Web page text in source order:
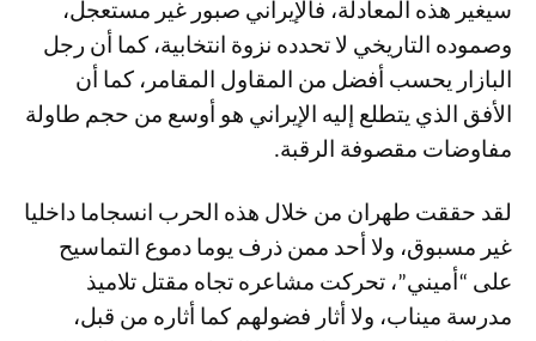
سيغير هذه المعادلة، فالإيراني صبور غير مستعجل،
وصموده التاريخي لا تحدده نزوة انتخابية، كما أن رجل
البازار يحسب أفضل من المقاول المقامر، كما أن
الأفق الذي يتطلع إليه الإيراني هو أوسع من حجم طاولة
مفاوضات مقصوفة الرقبة.
لقد حققت طهران من خلال هذه الحرب انسجاما داخليا
غير مسبوق، ولا أحد ممن ذرف يوما دموع التماسيح
على “أميني”، تحركت مشاعره تجاه مقتل تلاميذ
مدرسة ميناب، ولا أثار فضولهم كما أثاره من قبل،